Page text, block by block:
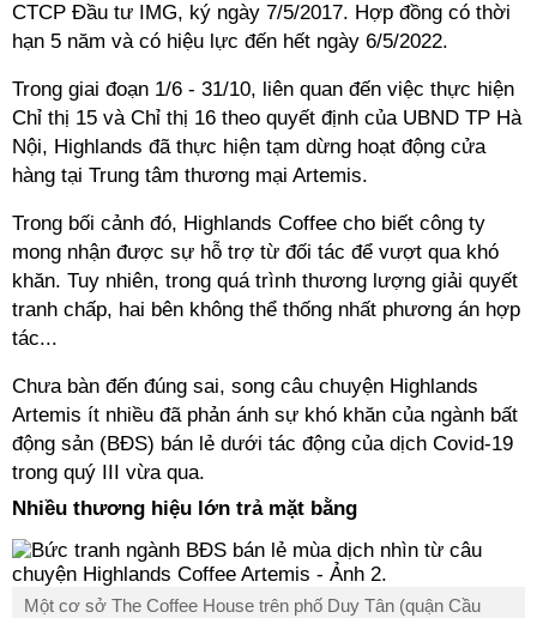
CTCP Đầu tư IMG, ký ngày 7/5/2017. Hợp đồng có thời
hạn 5 năm và có hiệu lực đến hết ngày 6/5/2022.
Trong giai đoạn 1/6 - 31/10, liên quan đến việc thực hiện
Chỉ thị 15 và Chỉ thị 16 theo quyết định của UBND TP Hà
Nội, Highlands đã thực hiện tạm dừng hoạt động cửa
hàng tại Trung tâm thương mại Artemis.
Trong bối cảnh đó, Highlands Coffee cho biết công ty
mong nhận được sự hỗ trợ từ đối tác để vượt qua khó
khăn. Tuy nhiên, trong quá trình thương lượng giải quyết
tranh chấp, hai bên không thể thống nhất phương án hợp
tác...
Chưa bàn đến đúng sai, song câu chuyện Highlands
Artemis ít nhiều đã phản ánh sự khó khăn của ngành bất
động sản (BĐS) bán lẻ dưới tác động của dịch Covid-19
trong quý III vừa qua.
Nhiều thương hiệu lớn trả mặt bằng
Một cơ sở The Coffee House trên phố Duy Tân (quận Cầu